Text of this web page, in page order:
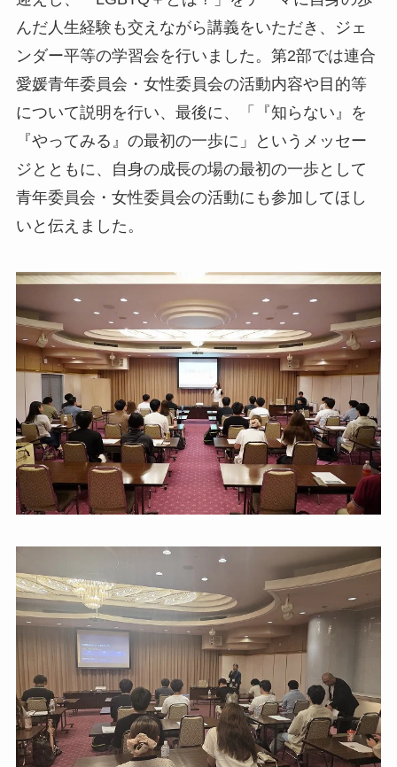
んだ人生経験も交えながら講義をいただき、ジェ
ンダー平等の学習会を行いました。第2部では連合
愛媛青年委員会・女性委員会の活動内容や目的等
について説明を行い、最後に、「『知らない』を
『やってみる』の最初の一歩に」というメッセー
ジとともに、自身の成長の場の最初の一歩として
青年委員会・女性委員会の活動にも参加してほし
いと伝えました。